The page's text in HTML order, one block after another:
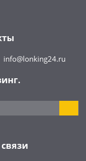
info@lonking24.ru